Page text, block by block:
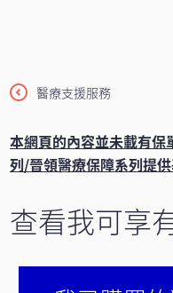
醫療支援服務
本網頁的內容並未載有
列/晉領醫療保障系列提
查看我可享